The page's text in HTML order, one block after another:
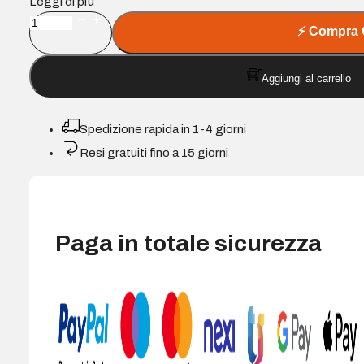
Cartuccia
Compatibile
di
toner
nero
Konica
Minolta
2300W/2350
quantità
⚡Compra
Aggiungi al carrello
Spedizione rapida in 1-4 giorni
Resi gratuiti fino a 15 giorni
Paga in totale sicurezza